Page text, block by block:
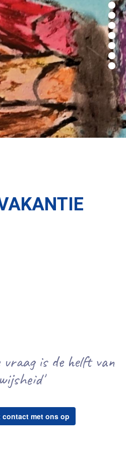
vraag is de helft van
contact met ons op